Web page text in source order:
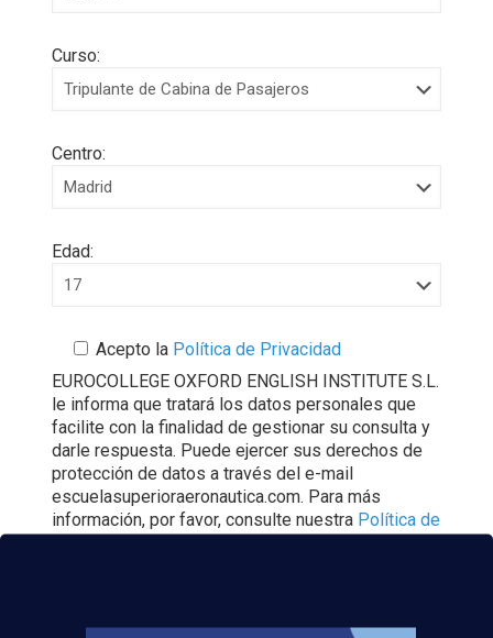
Curso:
Centro:
Edad:
Acepto laPolítica de Privacidad
EUROCOLLEGE OXFORD ENGLISH INSTITUTE S.L.
le informa que tratará los datos personales que
facilite con la finalidad de gestionar su consulta y
darle respuesta. Puede ejercer sus derechos de
protección de datos a través del e-mail
escuelasuperioraeronautica.com. Para más
información, por favor, consulte nuestra Política de